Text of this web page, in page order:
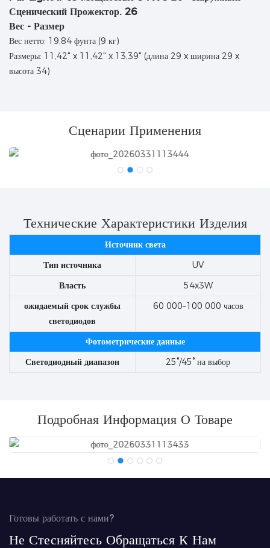
Вес - Размер
Вес нетто: 19,84 фунта (9 кг)
Размеры: 11,42" x 11,42" x 13,39" (длина 29 x ширина 29 x
высота 34)
Сценарии Применения
Технические Характеристики Изделия
Источник света
Тип источника
UV
Власть
54x3W
ожидаемый срок службы
светодиодов
60 000–100 000 часов
Фотометрические данные
Светодиодный диапазон
25°/45° на выбор
Подробная Информация О Товаре
Готовы работать с нами?
Не Стесняйтесь Обращаться К Нам